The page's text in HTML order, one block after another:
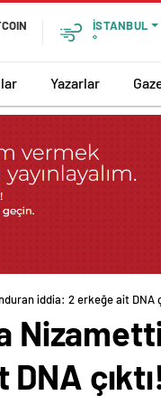
İSTANBUL
°
Yazarlar
iddia: 2 erkeğe ait DNA